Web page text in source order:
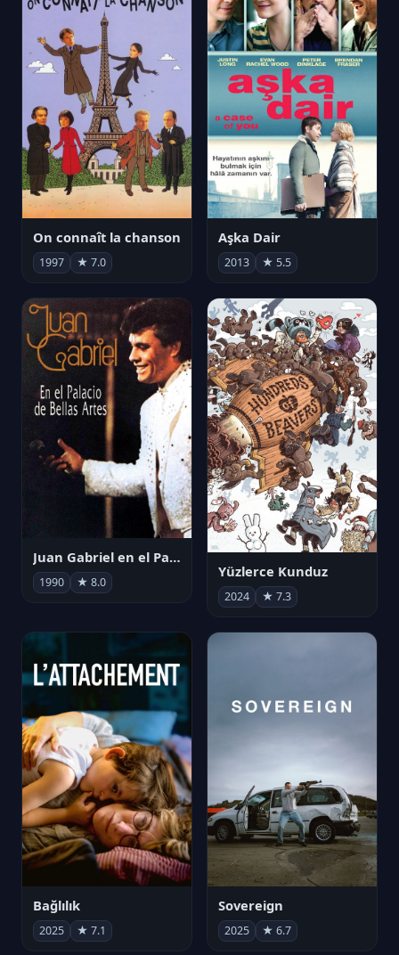
On connaît la chanson
1997 ★ 7.0
Aşka Dair
2013 ★ 5.5
Juan Gabriel en el Palacio de Bellas Artes
1990 ★ 8.0
Yüzlerce Kunduz
2024 ★ 7.3
Bağlılık
2025 ★ 7.1
Sovereign
2025 ★ 6.7